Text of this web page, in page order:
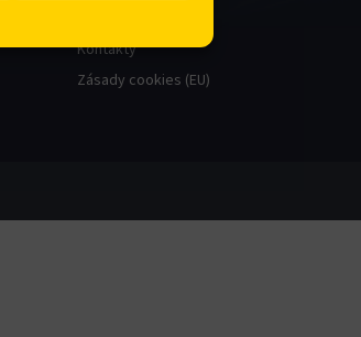
Kontakty
Zásady cookies (EU)